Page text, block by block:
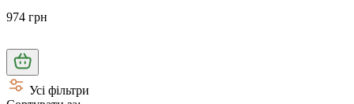
974 грн
Усі фільтри